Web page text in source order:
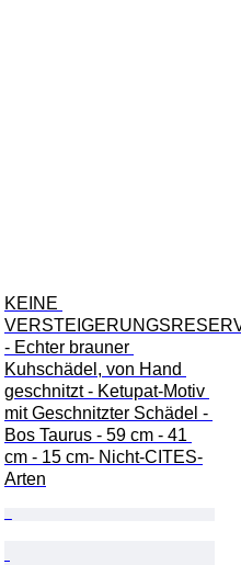
KEINE
- Echter brauner
Kuhschädel, von Hand
geschnitzt - Ketupat-Motiv
mit Geschnitzter Schädel -
Bos Taurus - 59 cm - 41
cm - 15 cm- Nicht-CITES-
Arten